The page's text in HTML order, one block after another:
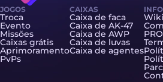
JOGOS
Troca
Evento
Missões
Caixas grátis
Aprimoramento
PvPs
CAIXAS
Caixa de faca
Caixa de AK-47
Caixa de AWP
Caixa de luvas
Caixa de agentes
PRO